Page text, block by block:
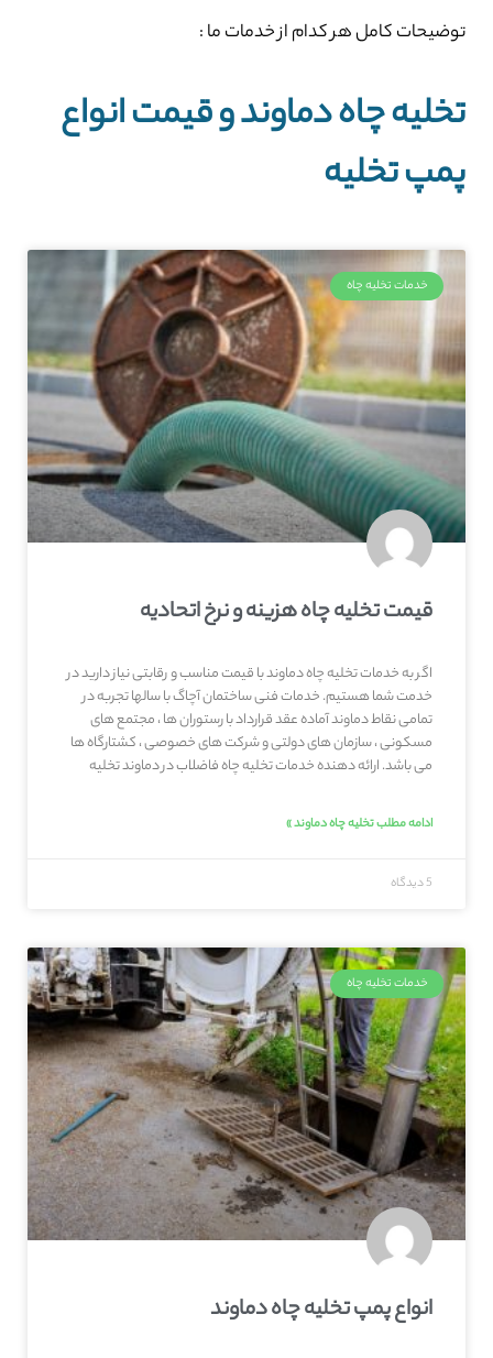
توضیحات کامل هر کدام از خدمات ما :
تخلیه چاه دماوند و قیمت انواع
پمپ تخلیه
خدمات تخلیه چاه
قیمت تخلیه چاه هزینه و نرخ اتحادیه
اگر به خدمات تخلیه چاه دماوند با قیمت مناسب و رقابتی نیاز دارید در
خدمت شما هستیم. خدمات فنی ساختمان آچاگ با سالها تجربه در
تمامی نقاط دماوند آماده عقد قرارداد با رستوران ها ، مجتمع های
مسکونی ، سازمان های دولتی و شرکت های خصوصی ، کشتارگاه ها
می باشد. ارائه دهنده خدمات تخلیه چاه فاضلاب در دماوند تخلیه
ادامه مطلب تخلیه چاه دماوند »
5 دیدگاه
خدمات تخلیه چاه
انواع پمپ تخلیه چاه دماوند